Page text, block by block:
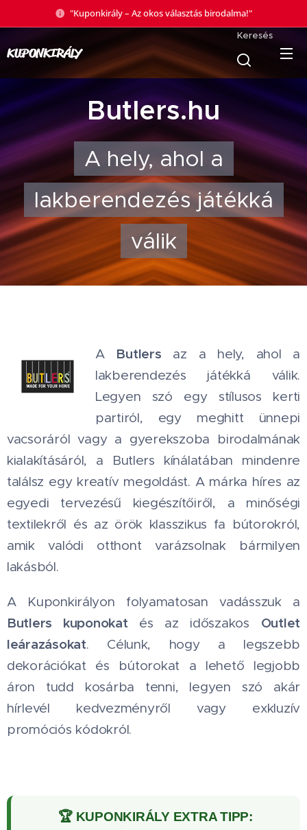
"Kuponkirály – Az okos választás birodalma!"
KUPONKIRÁLY
Keresés
Butlers.hu
A hely, ahol a
lakberendezés játékká
válik
A Butlers az a hely, ahol a
lakberendezés játékká válik.
Legyen szó egy stílusos kerti
partiról, egy meghitt ünnepi
vacsoráról vagy a gyerekszoba birodalmának
kialakításáról, a Butlers kínálatában mindenre
találsz egy kreatív megoldást. A márka híres az
egyedi tervezésű kiegészítőiről, a minőségi
textilekről és az örök klasszikus fa bútorokról,
amik valódi otthont varázsolnak bármilyen
lakásból.
A Kuponkirályon folyamatosan vadásszuk a
Butlers kuponokat és az időszakos Outlet
leárazásokat. Célunk, hogy a legszebb
dekorációkat és bútorokat a lehető legjobb
áron tudd kosárba tenni, legyen szó akár
hírlevél kedvezményről vagy exkluzív
promóciós kódokról.
🏆 KUPONKIRÁLY EXTRA TIPP: